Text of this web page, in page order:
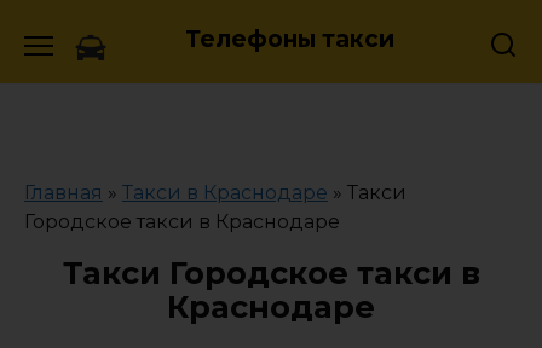
Телефоны такси
Главная » Такси в Краснодаре » Такси
Городское такси в Краснодаре
Такси Городское такси в
Краснодаре